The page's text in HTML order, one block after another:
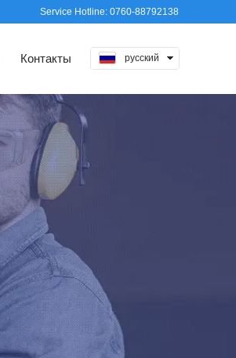
русский
Service Hotline: 0760-88792138
Контакты